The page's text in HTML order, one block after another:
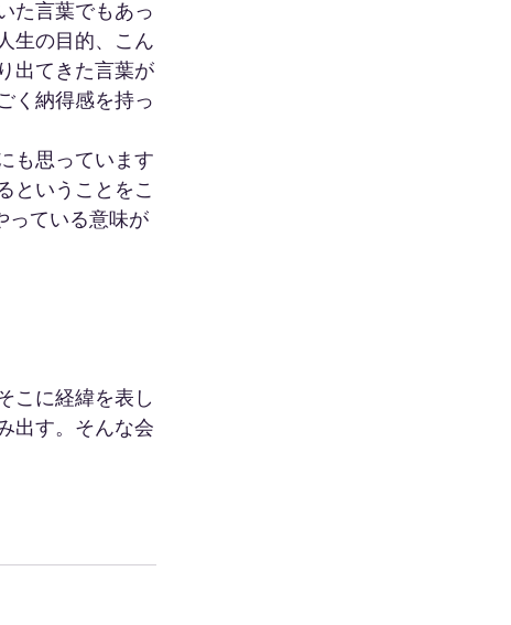
た言葉でもあっ
生の目的、こん
出てきた言葉が
く納得感を持っ
も思っています
ということをこ
っている意味が
こに経緯を表し
出す。そんな会